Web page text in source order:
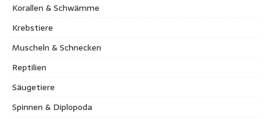
Korallen & Schwämme
Krebstiere
Muscheln & Schnecken
Reptilien
Säugetiere
Spinnen & Diplopoda